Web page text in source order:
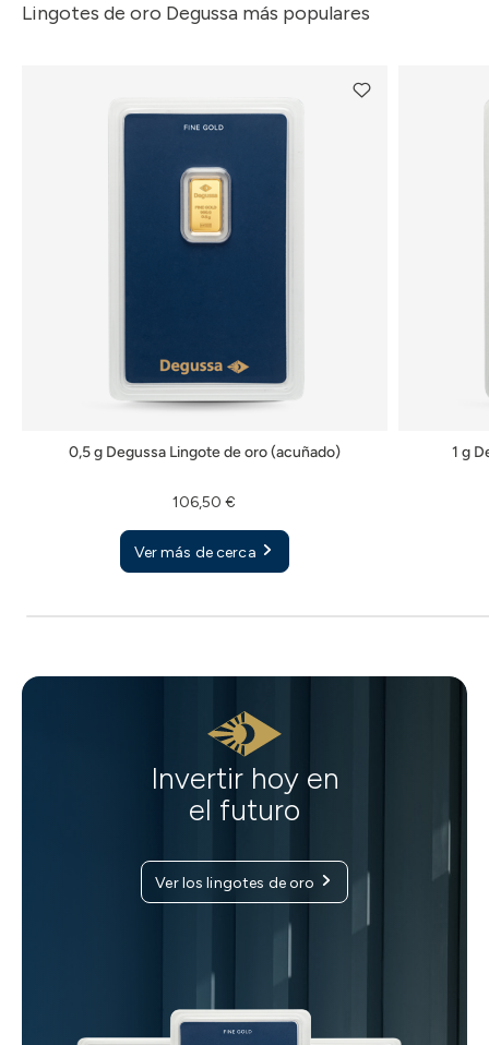
Lingotes de oro Degussa más populares
0,5 g Degussa Lingote de oro (acuñado)
106,50 €
Ver más de cerca
1 g
Invertir hoy en
el futuro
Ver los lingotes de oro